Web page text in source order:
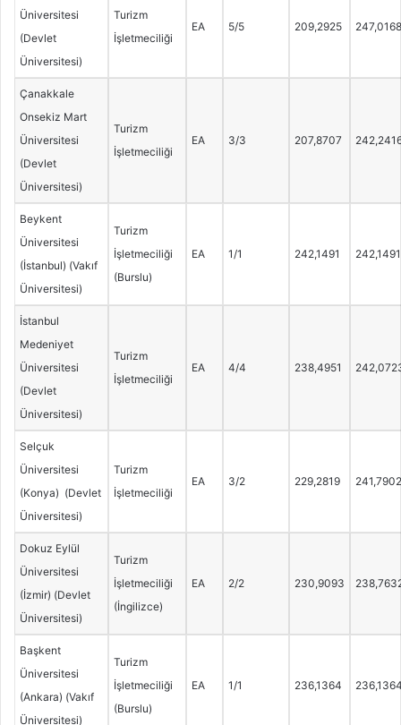
Üniversitesi
(Devlet
Üniversitesi)
Turizm
İşletmeciliği
EA 5/5 209,2925 247,0168
Çanakkale
Onsekiz Mart
Üniversitesi
(Devlet
Üniversitesi)
Turizm
İşletmeciliği
EA 3/3 207,8707
Beykent
Üniversitesi
(İstanbul) (Vakıf
Üniversitesi)
Turizm
İşletmeciliği
(Burslu)
EA 1/1 242,1491 242,1491
İstanbul
Medeniyet
Üniversitesi
(Devlet
Üniversitesi)
Turizm
İşletmeciliği
EA 4/4 238,4951
Selçuk
Üniversitesi
(Konya) (Devlet
Üniversitesi)
Turizm
İşletmeciliği
EA 3/2 229,2819 241,7902
Dokuz Eylül
Üniversitesi
(İzmir) (Devlet
Üniversitesi)
Turizm
İşletmeciliği
(İngilizce)
EA 2/2 230,9093
Başkent
Üniversitesi
(Ankara) (Vakıf
Üniversitesi)
Turizm
İşletmeciliği
(Burslu)
EA 1/1 236,1364